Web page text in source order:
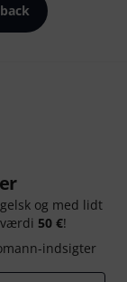
og med lidt
50 €!
indsigter